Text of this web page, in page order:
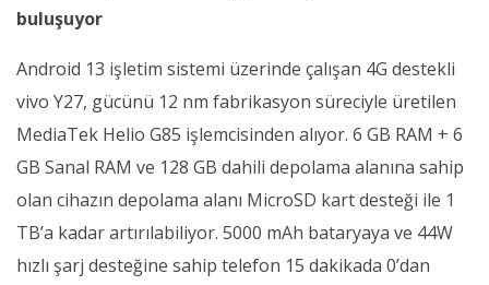
buluşuyor
Android 13 işletim sistemi üzerinde çalışan 4G destekli
vivo Y27, gücünü 12 nm fabrikasyon süreciyle üretilen
MediaTek Helio G85 işlemcisinden alıyor. 6 GB RAM + 6
GB Sanal RAM ve 128 GB dahili depolama alanına sahip
olan cihazın depolama alanı MicroSD kart desteği ile 1
TB’a kadar artırılabiliyor. 5000 mAh bataryaya ve 44W
hızlı şarj desteğine sahip telefon 15 dakikada 0’dan